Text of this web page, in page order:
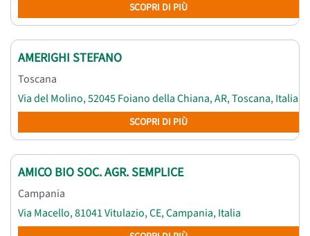
SCOPRI DI PIÙ
AMERIGHI STEFANO
Toscana
Via del Molino, 52045 Foiano della Chiana, AR, Toscana, Italia
SCOPRI DI PIÙ
AMICO BIO SOC. AGR. SEMPLICE
Campania
Via Macello, 81041 Vitulazio, CE, Campania, Italia